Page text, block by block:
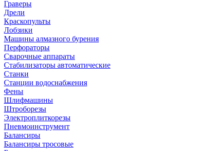
Граверы
Дрели
Краскопульты
Лобзики
Машины алмазного бурения
Перфораторы
Сварочные аппараты
Стабилизаторы автоматические
Станки
Станции водоснабжения
Фены
Шлифмашины
Штроборезы
Электроплиткорезы
Пневмоинструмент
Балансиры
Балансиры тросовые